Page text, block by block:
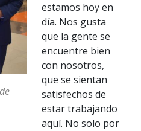
estamos hoy en
día. Nos gusta
que la gente se
encuentre bien
con nosotros,
que se sientan
satisfechos de
estar trabajando
aquí. No solo por